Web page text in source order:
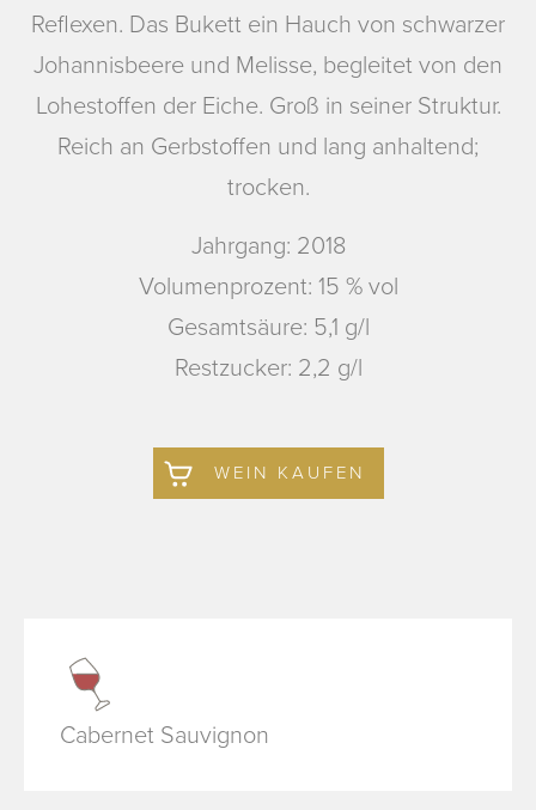
Reflexen. Das Bukett ein Hauch von schwarzer
Johannisbeere und Melisse, begleitet von den
Lohestoffen der Eiche. Groß in seiner Struktur.
Reich an Gerbstoffen und lang anhaltend;
trocken.
Jahrgang: 2018
Volumenprozent: 15 % vol
Gesamtsäure: 5,1 g/l
Restzucker: 2,2 g/l
WEIN KAUFEN
Cabernet Sauvignon